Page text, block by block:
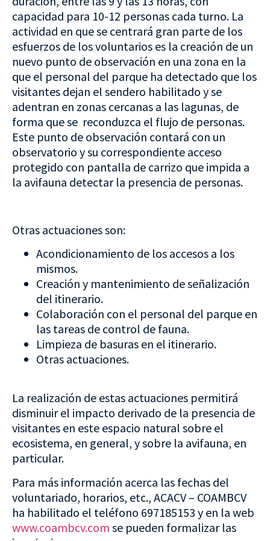
capacidad para 10-12 personas cada turno. La
actividad en que se centrará gran parte de los
esfuerzos de los voluntarios es la creación de un
nuevo punto de observación en una zona en la
que el personal del parque ha detectado que los
visitantes dejan el sendero habilitado y se
adentran en zonas cercanas a las lagunas, de
forma que se reconduzca el flujo de personas.
Este punto de observación contará con un
observatorio y su correspondiente acceso
protegido con pantalla de carrizo que impida a
la avifauna detectar la presencia de personas.
Otras actuaciones son:
Acondicionamiento de los accesos a los
mismos.
Creación y mantenimiento de señalización
del itinerario.
Colaboración con el personal del parque en
las tareas de control de fauna.
Limpieza de basuras en el itinerario.
Otras actuaciones.
La realización de estas actuaciones permitirá
disminuir el impacto derivado de la presencia de
visitantes en este espacio natural sobre el
ecosistema, en general, y sobre la avifauna, en
particular.
Para más información acerca las fechas del
voluntariado, horarios, etc., ACACV – COAMBCV
ha habilitado el teléfono 697185153 y en la web
www.coambcv.com se pueden formalizar las